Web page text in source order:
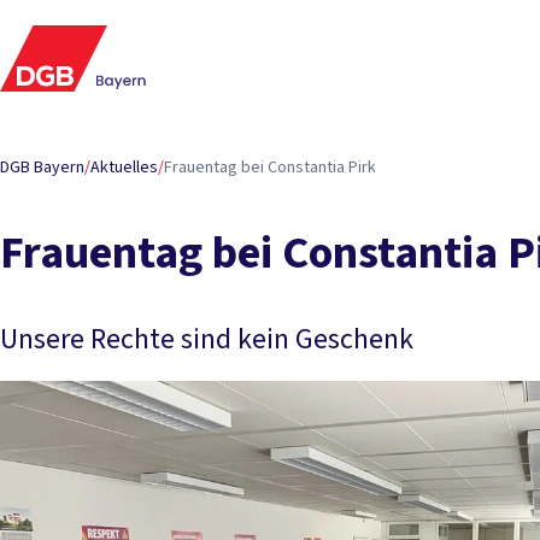
DGB Bayern/Aktuelles/Frauentag bei Constantia Pirk
Frauentag bei Constantia
Unsere Rechte sind kein Geschenk